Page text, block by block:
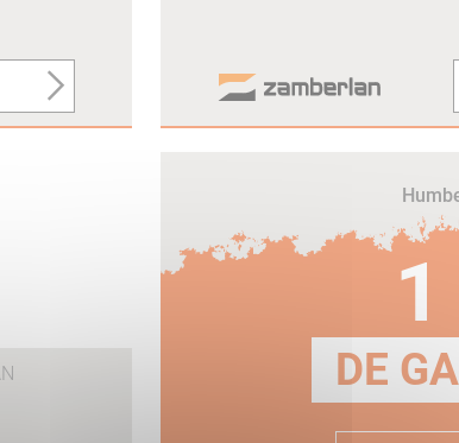
DE